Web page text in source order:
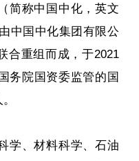
简称中国中化，英文
中国中化集团有限公
合重组而成，于2021
务院国资委监管的国
学、材料科学、石油